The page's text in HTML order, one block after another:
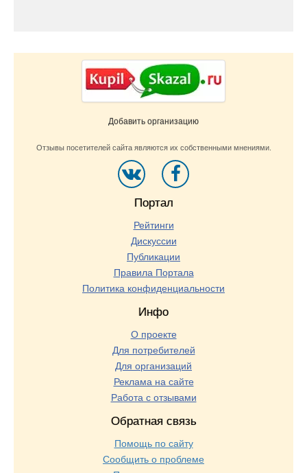
Добавить организацию
Отзывы посетителей сайта являются их собственными мнениями.
Портал
Рейтинги
Дискуссии
Публикации
Правила Портала
Политика конфиденциальности
Инфо
О проекте
Для потребителей
Для организаций
Реклама на сайте
Работа с отзывами
Обратная связь
Помощь по сайту
Сообщить о проблеме